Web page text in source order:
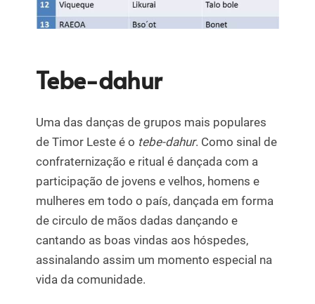
Tebe-dahur
Uma das danças de grupos mais populares
de Timor Leste é o tebe-dahur. Como sinal de
confraternização e ritual é dançada com a
participação de jovens e velhos, homens e
mulheres em todo o país, dançada em forma
de circulo de mãos dadas dançando e
cantando as boas vindas aos hóspedes,
assinalando assim um momento especial na
vida da comunidade.